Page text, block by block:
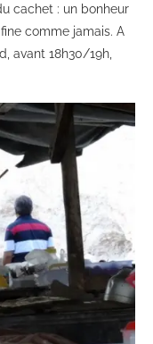
cachet : un bonheur
comme jamais. A
avant 18h30/19h,